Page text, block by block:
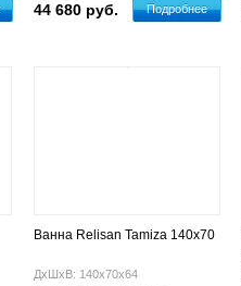
44 680 руб. Подробнее
Ванна Relisan Tamiza 140x70
ДхШхВ: 140х70х64